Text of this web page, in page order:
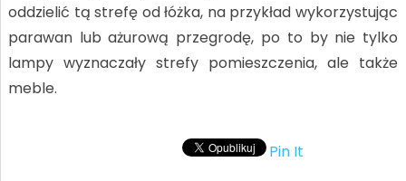
oddzielić tą strefę od łóżka, na przykład wykorzystując
parawan lub ażurową przegrodę, po to by nie tylko
lampy wyznaczały strefy pomieszczenia, ale także
meble.
Pin It